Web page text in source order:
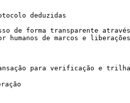
deduzidas
de forma transparente
de marcos e
para verificação e